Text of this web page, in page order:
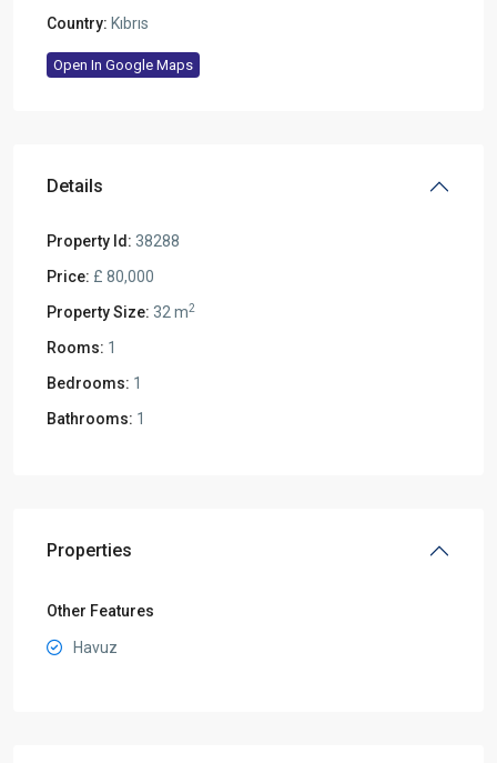
Country: Kıbrıs
Open In Google Maps
Details
Property Id: 38288
Price: £ 80,000
Property Size: 32 m2
Rooms: 1
Bedrooms: 1
Bathrooms: 1
Properties
Other Features
Havuz